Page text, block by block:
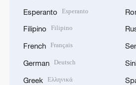
Esperanto Esperanto
Filipino Filipino
French Français
German Deutsch
Greek Ελληνικά